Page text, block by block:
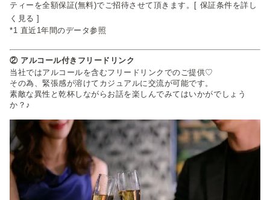
ティーを全額保証(無料)でご招待させて頂きます。
[ 保証条件を詳し
く見る ]
*1 直近1年間のデータ参照
② アルコール付きフリードリンク
当社ではアルコールを含むフリードリンクでのご提供♡
その為、緊張感が溶けてカジュアルに交流が可能です。
素敵な異性と乾杯しながらお話を楽しんでみてはいかがでしょう
か？♪